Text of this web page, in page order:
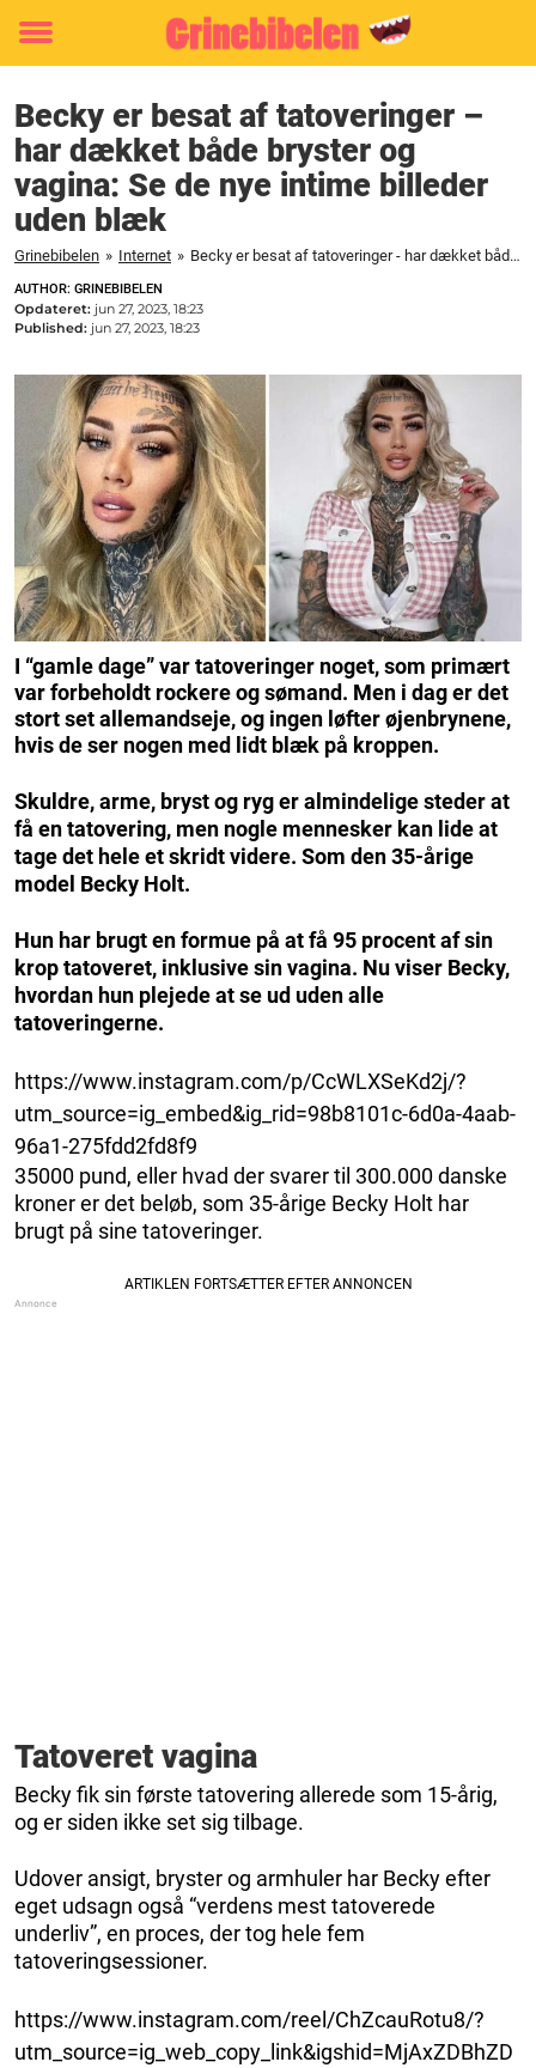
Toggle
Becky er besat af tatoveringer –
har dækket både bryster og
vagina: Se de nye intime billeder
uden blæk
Grinebibelen » Internet » Becky er besat af tatoveringer - har dækket både bryster og vagina: Se de nye intime billeder uden blæk
AUTHOR: GRINEBIBELEN
Opdateret: jun 27, 2023, 18:23
Published: jun 27, 2023, 18:23
I “gamle dage” var tatoveringer noget, som primært
var forbeholdt rockere og sømand. Men i dag er det
stort set allemandseje, og ingen løfter øjenbrynene,
hvis de ser nogen med lidt blæk på kroppen.
Skuldre, arme, bryst og ryg er almindelige steder at
få en tatovering, men nogle mennesker kan lide at
tage det hele et skridt videre. Som den 35-årige
model Becky Holt.
Hun har brugt en formue på at få 95 procent af sin
krop tatoveret, inklusive sin vagina. Nu viser Becky,
hvordan hun plejede at se ud uden alle
tatoveringerne.
https://www.instagram.com/p/CcWLXSeKd2j/?
utm_source=ig_embed&ig_rid=98b8101c-6d0a-4aab-
96a1-275fdd2fd8f9
35000 pund, eller hvad der svarer til 300.000 danske
kroner er det beløb, som 35-årige Becky Holt har
brugt på sine tatoveringer.
Tatoveret vagina
Becky fik sin første tatovering allerede som 15-årig,
og er siden ikke set sig tilbage.
Udover ansigt, bryster og armhuler har Becky efter
eget udsagn også “verdens mest tatoverede
underliv”, en proces, der tog hele fem
tatoveringsessioner.
https://www.instagram.com/reel/ChZcauRotu8/?
utm_source=ig_web_copy_link&igshid=MjAxZDBhZD